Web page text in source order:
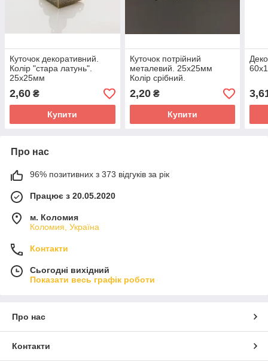
Куточок декоративний.
Колір "стара латунь".
25х25мм
2,60 ₴
Купити
Куточок потрійний
металевий. 25х25мм
Колір срібний.
2,20₴
Купити
Про нас
96% позитивних з 373 відгуків за рік
Працює з 20.05.2020
м. Коломия
Коломия, Україна
Контакти
Сьогодні вихідний
Показати весь графік роботи
Про нас
Контакти